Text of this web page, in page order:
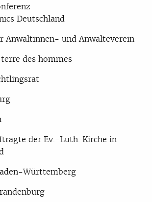
Deutschland
Anwältinnen- und Anwälteverein
des hommes
der Ev.-Luth. Kirche in
Württemberg